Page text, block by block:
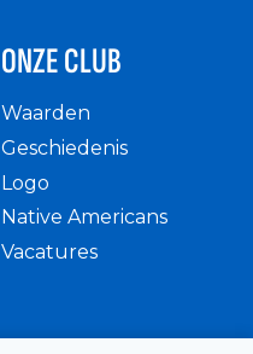
ONZE CLUB
Waarden
Geschiedenis
Logo
Native Americans
Vacatures